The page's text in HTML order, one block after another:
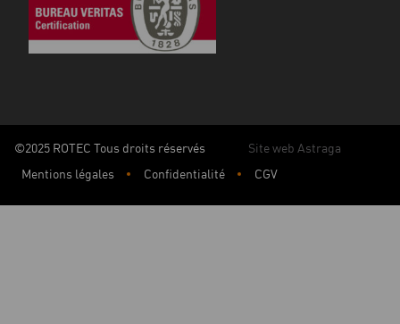
©2025 ROTEC Tous droits réservés
Site web Astraga
Mentions légales
Confidentialité CGV